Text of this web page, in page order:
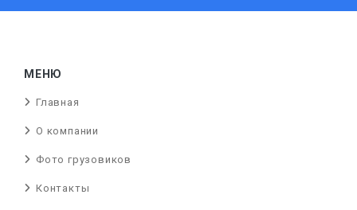
МЕНЮ
Главная
О компании
Фото грузовиков
Контакты